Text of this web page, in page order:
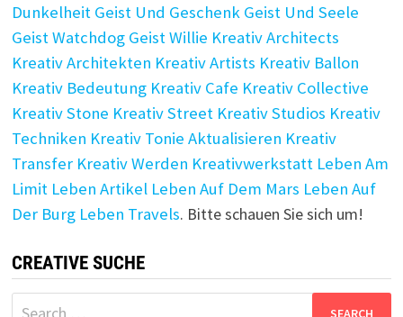
Dunkelheit Geist Und Geschenk Geist Und Seele
Geist Watchdog Geist Willie Kreativ Architects
Kreativ Architekten Kreativ Artists Kreativ Ballon
Kreativ Bedeutung Kreativ Cafe Kreativ Collective
Kreativ Stone Kreativ Street Kreativ Studios Kreativ
Techniken Kreativ Tonie Aktualisieren Kreativ
Transfer Kreativ Werden Kreativwerkstatt Leben Am
Limit Leben Artikel Leben Auf Dem Mars Leben Auf
Der Burg Leben Travels. Bitte schauen Sie sich um!
CREATIVE SUCHE
Search